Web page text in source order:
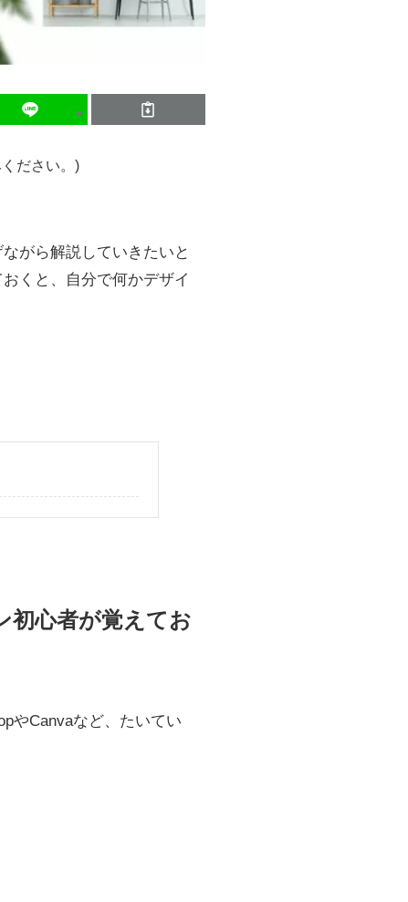
ださい。)
がら解説していきたいと
くと、自分で何かデザイ
初心者が覚えてお
やCanvaなど、たいてい